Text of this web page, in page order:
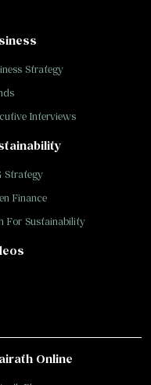
Strategy
Interviews
Strategy
Finance
For Sustainability
Online